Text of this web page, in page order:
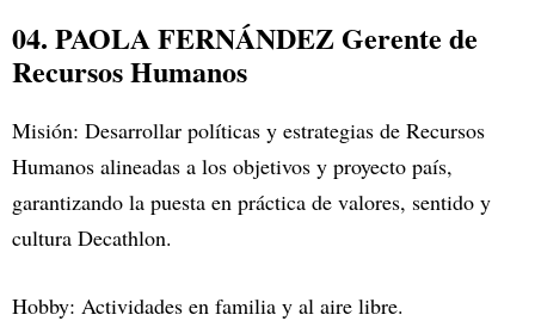
04. PAOLA FERNÁNDEZ Gerente de
Recursos Humanos
Misión: Desarrollar políticas y estrategias de Recursos
Humanos alineadas a los objetivos y proyecto país,
garantizando la puesta en práctica de valores, sentido y
cultura Decathlon.
Hobby: Actividades en familia y al aire libre.